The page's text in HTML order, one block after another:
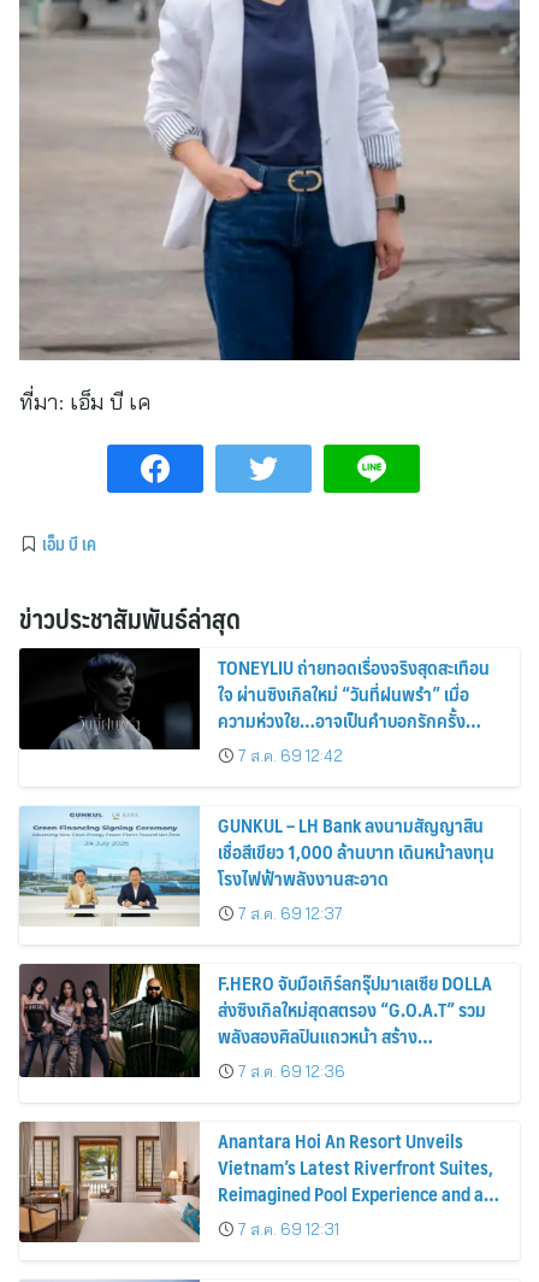
ที่มา: เอ็ม บี เค
เอ็ม บี เค
ข่าวประชาสัมพันธ์ล่าสุด
TONEYLIU ถ่ายทอดเรื่องจริงสุดสะเทือน
ใจ ผ่านซิงเกิลใหม่ “วันที่ฝนพรำ” เมื่อ
ความห่วงใย…อาจเป็นคำบอกรักครั้ง
สุดท้าย
7 ส.ค. 69 12:42
GUNKUL – LH Bank ลงนามสัญญาสิน
เชื่อสีเขียว 1,000 ล้านบาท เดินหน้าลงทุน
โรงไฟฟ้าพลังงานสะอาด
7 ส.ค. 69 12:37
F.HERO จับมือเกิร์ลกรุ๊ปมาเลเซีย DOLLA
ส่งซิงเกิลใหม่สุดสตรอง “G.O.A.T” รวม
พลังสองศิลปินแถวหน้า สร้าง
ปรากฏการณ์ใหม่แห่งวงการเพลงอาเซียน
7 ส.ค. 69 12:36
Anantara Hoi An Resort Unveils
Vietnam’s Latest Riverfront Suites,
Reimagined Pool Experience and a
Vibrant New Dining Destination
7 ส.ค. 69 12:31